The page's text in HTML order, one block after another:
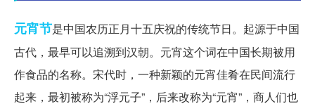
元宵节是中国农历正月十五庆祝的传统节日。起源于中国
古代，最早可以追溯到汉朝。元宵这个词在中国长期被用
作食品的名称。宋代时，一种新颖的元宵佳肴在民间流行
起来，最初被称为“浮元子”，后来改称为“元宵”，商人们也